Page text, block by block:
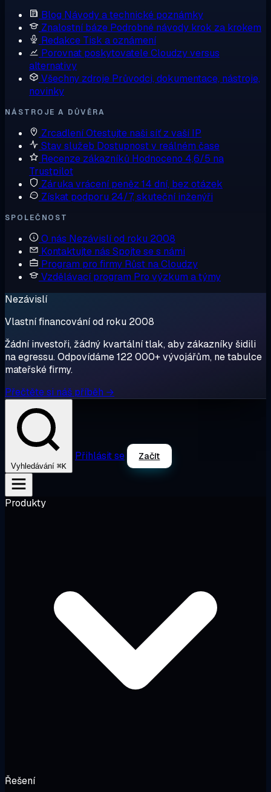
Blog Návody a technické poznámky
Znalostní báze Podrobné návody krok za krokem
Redakce Tisk a oznámení
Porovnat poskytovateleCloudzy versus
alternativy
Všechny zdroje Průvodci, dokumentace, nástroje,
novinky
NÁSTROJE A DŮVĚRA
ZrcadleníOtestujte naši síť z vaší IP
Stav služeb Dostupnost v reálném čase
Recenze zákazníků Hodnoceno 4,6/5 na
Trustpilot
Záruka vrácení peněz 14 dní, bez otázek
Získat podporu 24/7, skuteční inženýři
SPOLEČNOST
O nás Nezávislí od roku 2008
Kontaktujte nás Spojte se s námi
Program pro firmy Růst na Cloudzy
Vzdělávací program Pro výzkum a týmy
Nezávislí
Vlastní financování od roku 2008
Žádní investoři, žádný kvartální tlak, aby zákazníky šidili
na egressu. Odpovídáme 122 000+ vývojářům, ne tabulce
mateřské firmy.
Přečtěte si náš příběh →
Vyhledávání ⌘K
Přihlásit se Začít
Produkty
Řešení